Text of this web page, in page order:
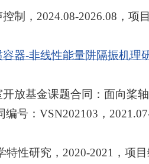
制，2024.08-2026.08，项
器-非线性能量阱隔振机理
放基金课题合同：面向桨
号：VSN202103，
性研究，2020-2021，项目